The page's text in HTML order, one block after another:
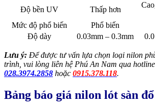
Độ bền UV
Thấp hơn
Mức độ phổ biến
Phổ biến
Độ dày
0.03mm – 0.3mm
Lưu ý: Để được tư vấn lựa chọn loại nilon
trình, vui lòng liên hệ Phú An Nam qua hotline
028.3974.2858 hoặc 0915.378.118.
Bảng báo giá nilon lót sàn